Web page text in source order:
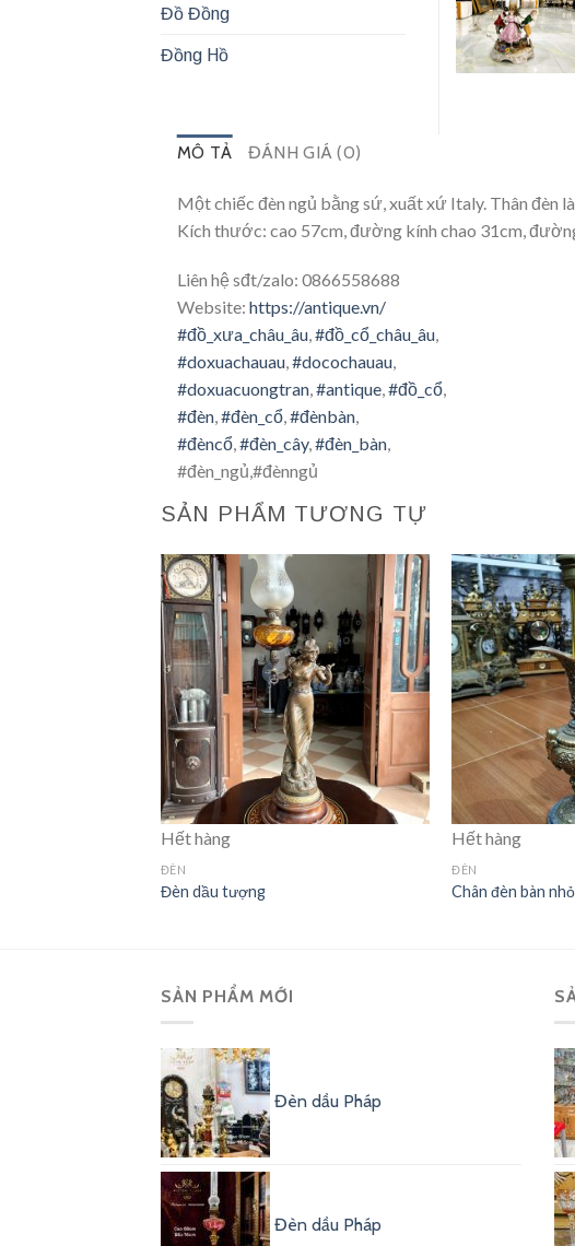
Đồ Đồng
Đồng Hồ
MÔ TẢ ĐÁNH GIÁ (0)
Một chiếc đèn ngủ bằng sứ, xuất xứ Italy. Thân đèn
Kích thước: cao 57cm, đường kính chao 31cm,
Liên hệ sđt/zalo: 0866558688
Website: https://antique.vn/
#đồ_xưa_châu_âu,#đồ_cổ_châu_âu,
#doxuachauau,#docochauau,
#doxuacuongtran,#antique,#đồ_cổ,
#đèn,#đèn_cổ,#đènbàn,
#đèncổ,#đèn_cây,#đèn_bàn,
#đèn_ngủ,#đènngủ
SẢN PHẨM TƯƠNG TỰ
Hết hàng
ĐÈN
Đèn dầu tượng
Hết hàng
ĐÈN
Chân đèn bàn nhỏ
SẢN PHẨM MỚI
Đèn dầu Pháp
Đèn dầu Pháp